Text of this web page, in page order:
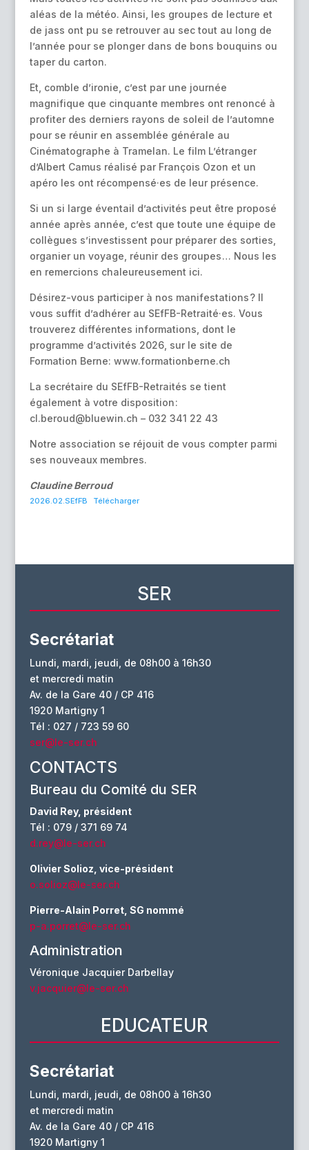
aléas de la météo. Ainsi, les groupes de lecture et
de jass ont pu se retrouver au sec tout au long de
l’année pour se plonger dans de bons bouquins ou
taper du carton.
Et, comble d’ironie, c’est par une journée
magnifique que cinquante membres ont renoncé à
profiter des derniers rayons de soleil de l’automne
pour se réunir en assemblée générale au
Cinématographe à Tramelan. Le film L’étranger
d’Albert Camus réalisé par François Ozon et un
apéro les ont récompensé·es de leur présence.
Si un si large éventail d’activités peut être proposé
année après année, c’est que toute une équipe de
collègues s’investissent pour préparer des sorties,
organier un voyage, réunir des groupes … Nous les
en remercions chaleureusement ici.
Désirez-vous participer à nos manifestations ? Il
vous suffit d’adhérer au SEfFB-Retraité·es. Vous
trouverez différentes informations, dont le
programme d’activités 2026, sur le site de
Formation Berne: www.formationberne.ch
La secrétaire du SEfFB-Retraités se tient
également à votre disposition :
cl.beroud@bluewin.ch – 032 341 22 43
Notre association se réjouit de vous compter parmi
ses nouveaux membres.
Claudine Berroud
2026.02.SEfFB Télécharger
SER
Secrétariat
Lundi, mardi, jeudi, de 08h00 à 16h30
et mercredi matin
Av. de la Gare 40 / CP 416
1920 Martigny 1
Tél : 027 / 723 59 60
ser@le-ser.ch
CONTACTS
Bureau du Comité du SER
David Rey, président
Tél : 079 / 371 69 74
d.rey@le-ser.ch
Olivier Solioz, vice-président
o.solioz@le-ser.ch
Pierre-Alain Porret, SG nommé
p-a.porret@le-ser.ch
Administration
Véronique Jacquier Darbellay
v.jacquier@le-ser.ch
EDUCATEUR
Secrétariat
Lundi, mardi, jeudi, de 08h00 à 16h30
et mercredi matin
Av. de la Gare 40 / CP 416
1920 Martigny 1